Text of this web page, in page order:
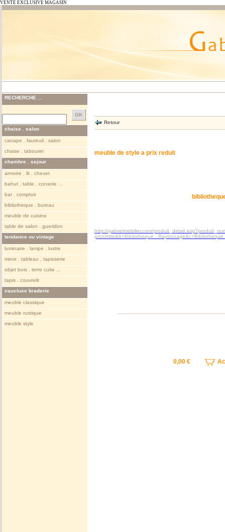
VENTE EXCLUSIVE MAGASIN
RECHERCHE ...
chaise . salon
canape . fauteuil . salon
chaise . tabouret
chambre . sejour
armoire . lit . chevet
bahut . table . console ...
bar . comptoir
bibliotheque . bureau
meuble de cuisine
table de salon . gueridon
tendance ou vintage
luminaire . lampe . lustre
miroir . tableau . tapisserie
objet bois . terre cuite ...
tapis . couvrelit
vaucluse braderie
meuble classique
meuble rustique
meuble style
Retour
meuble de style a prix reduit
http://gabrielmobilier.com/
proximite&b=Bibliotheque .
0,00 €